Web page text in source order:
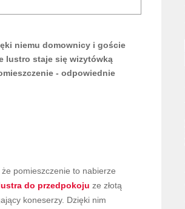
niemu domownicy i goście
lustro staje się wizytówką
- odpowiednie
pomieszczenie to nabierze
do przedpokoju ze złotą
koneserzy. Dzięki nim